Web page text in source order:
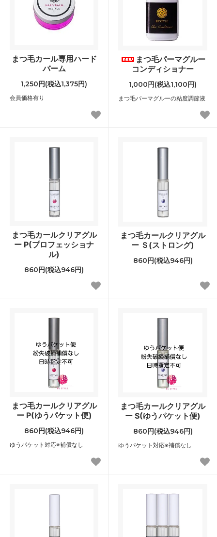
まつ毛カール専用ハード
バーム
1,250円(税込1,375円)
会員価格有り
まつ毛パーマグルー
コンディショナー
1,000円(税込1,100円)
まつ毛パーマグルーの粘度調節液
まつ毛カールクリアグル
ー P(プロフェッショナ
ル)
860円(税込946円)
まつ毛カールクリアグル
ー Ｓ(ストロング)
860円(税込946円)
まつ毛カールクリアグル
ー P(ゆうパケット便)
860円(税込946円)
ゆうパケット対応※補償なし
まつ毛カールクリアグル
ー S(ゆうパケット便)
860円(税込946円)
ゆうパケット対応※補償なし